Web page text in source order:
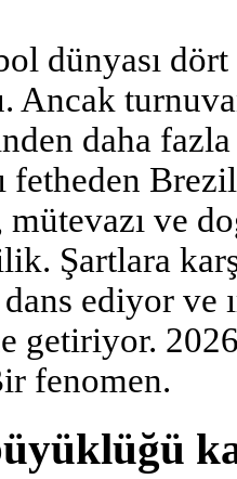
dünyası
Ancak
daha
fetheden
ve
Şartlara
dans ediyor
getiriyor.
fenomen.